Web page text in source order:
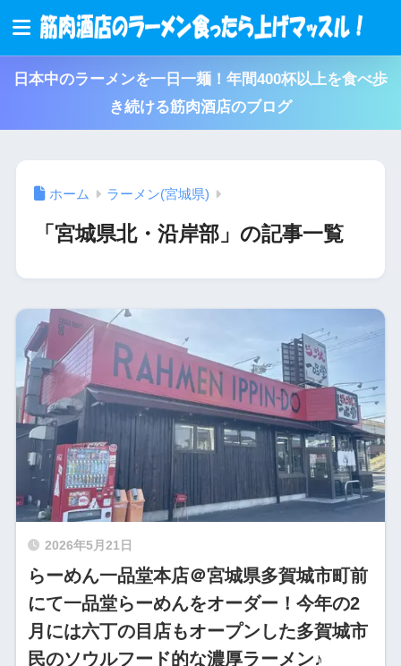
日本中のラーメンを一日一麺！年間400杯以上を食べ歩
き続ける筋肉酒店のブログ
ホーム ラーメン(宮城県)
「宮城県北・沿岸部」の記事一覧
2026年5月21日
らーめん一品堂本店＠宮城県多賀城市町前
にて一品堂らーめんをオーダー！今年の2
月には六丁の目店もオープンした多賀城市
民のソウルフード的な濃厚ラーメン♪